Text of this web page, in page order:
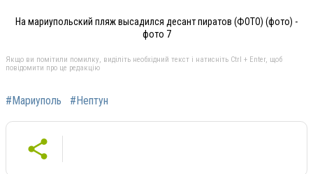
На мариупольский пляж высадился десант пиратов (ФОТО) (фото) -
фото 7
Якщо ви помітили помилку, виділіть необхідний текст і натисніть Ctrl + Enter, щоб
повідомити про це редакцію
#Мариуполь #Нептун